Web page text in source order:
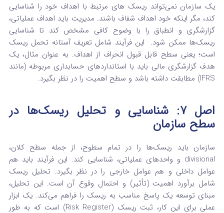
یک سازمان نمی‌تواند ریسک‌ های مرتبط با اهداف خود را شناسایی
کند، مگر اینکه خود اهداف شفاف باشند. مدیریت باید اهداف عملیاتی،
گزارشگری و انطباق را با وضوح کافی مشخص کند تا شناسایی
ریسک‌ها ممکن شود. این فرآیند شامل تعریف آستانه تحمل ریسک
است؛ یعنی سطح قابل قبول انحراف از اهداف. به عنوان مثال، یک
هدف گزارشگری مالی باید با استانداردهای حسابداری مربوطه (مانند
IFRS) مطابقت داشته باشد و سطح اهمیت را در نظر بگیرد.
اصل ۷: شناسایی و تحلیل ریسک‌ها در
سطح سازمان
سازمان باید ریسک‌ها را در تمام سطوح، از جمله سطح کلان،
divisional و واحدهای عملیاتی، شناسایی کند.
این فرآیند باید هم
عوامل داخلی و هم عوامل خارجی را در نظر بگیرد. تحلیل ریسک
شامل برآورد اهمیت (تأثیر) و احتمال وقوع آن است. این تحلیل،
مبنای توسعه یک پاسخ مناسب به ریسک را فراهم می‌کند. یک ابزار
عملی برای این کار، ثبت ریسک (Risk Register) است که به طور